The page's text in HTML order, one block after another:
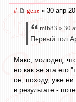
# gene » 30 апр
mib83 » 30
Первый гол
Макс, молодец,
но как же эта его
он, походу, уже
в результате -